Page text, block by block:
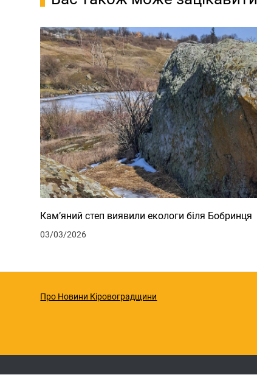
Кам’яний степ виявили екологи біля Бобринця
03/03/2026
Про Новини Кіровоградщини